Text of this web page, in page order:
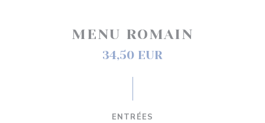
MENU ROMAIN
34,50 EUR
ENTRÉES